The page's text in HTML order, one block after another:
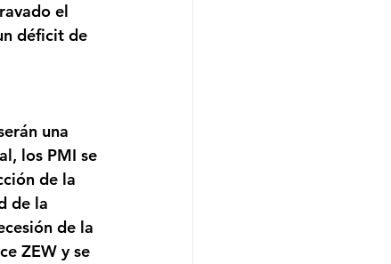
el
déficit de
una
los PMI se
de la
de la
de la
ZEW y se